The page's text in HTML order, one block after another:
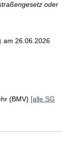
oder
am 26.06.2026
(BMV) [alle SG